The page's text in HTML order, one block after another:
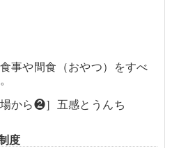
事や間食（おやつ）をすべ
場から❷］五感とうんち
度